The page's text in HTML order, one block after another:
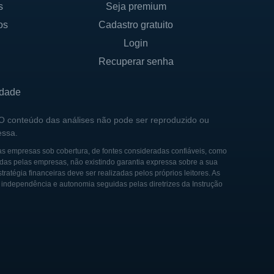
em terapia
tem contribuído com
investimentos de
instituições acadêmicas e
de inovação. A
e a ampliação
por sua dedicação e
contribuir de forma
do mundo.
Seja premium
Cadastro gratuito
Login
Recuperar senha
conteúdo das análises não pode ser reproduzido ou
sob cobertura, de fontes consideradas confiáveis, como
pelas empresas, não existindo garantia expressa sobre a sua
financeiras deve ser realizadas pelos próprios leitores. As
e autonomia seguidas pelas diretrizes da Instrução